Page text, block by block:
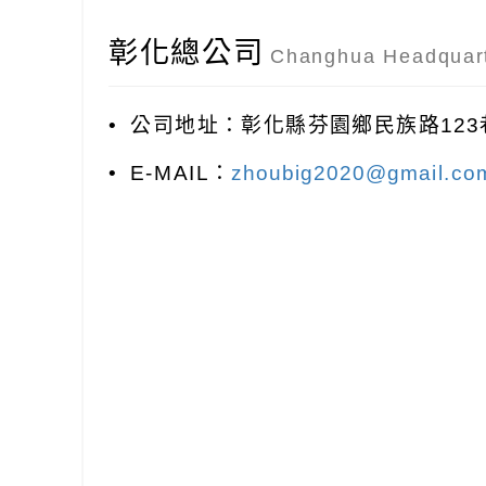
彰化總公司 Changhua
• 公司地址：彰化縣芬園鄉民族路123
• E-MAIL：